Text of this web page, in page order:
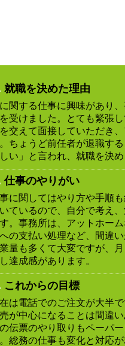
就職を決めた理由
関する仕事に興味があり
受けました。とても緊張
交えて面接していただき
ちょうど前任者が退職す
い」と言われ、就職を決め
仕事のやりがい
に関してはやり方や手順
ているので、自分で考え
。事務所は、アットホー
の支払い処理など、間違
量も多くて大変ですが、
達成感があります。
これからの目標
は電話でのご注文が大半
が中心になることは間違
伝票のやり取りもペーパ
総務の仕事も変化と対応